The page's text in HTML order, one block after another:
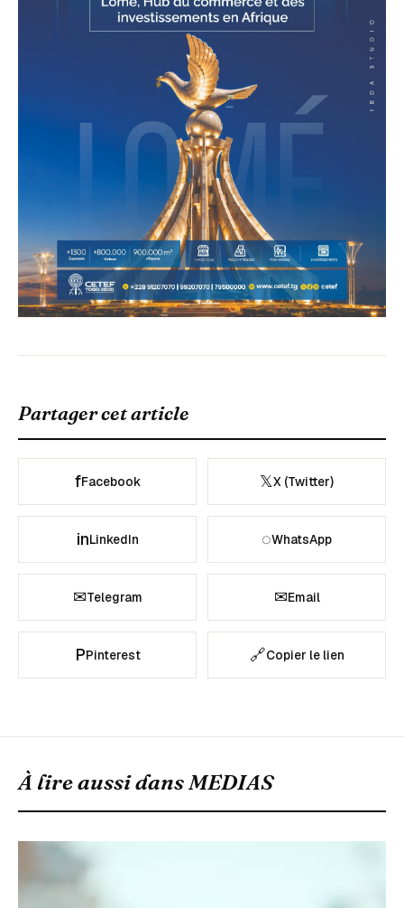
Partager cet article
fFacebook 𝕏X (Twitter)
inLinkedIn ◌WhatsApp
✉Telegram ✉Email
PPinterest 🔗Copier le lien
À lire aussi dansMEDIAS